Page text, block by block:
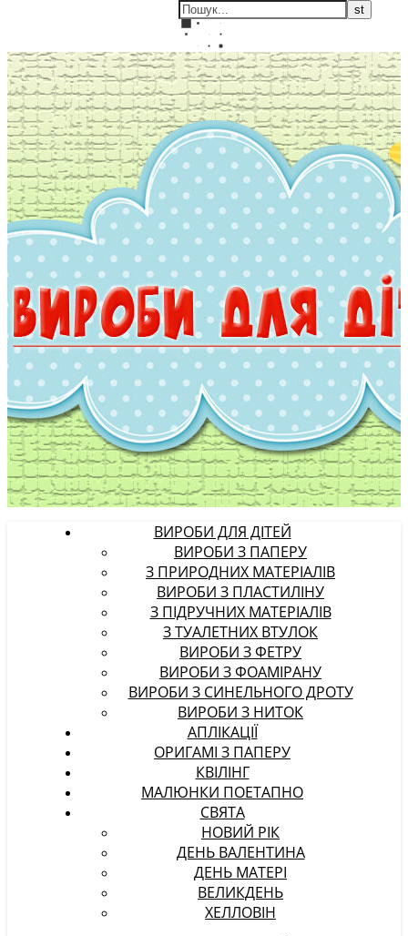
ВИРОБИ ДЛЯ ДІТЕЙ
ВИРОБИ З ПАПЕРУ
З ПРИРОДНИХ МАТЕРІАЛІВ
ВИРОБИ З ПЛАСТИЛІНУ
З ПІДРУЧНИХ МАТЕРІАЛІВ
З ТУАЛЕТНИХ ВТУЛОК
ВИРОБИ З ФЕТРУ
ВИРОБИ З ФОАМІРАНУ
ВИРОБИ З СИНЕЛЬНОГО ДРОТУ
ВИРОБИ З НИТОК
АПЛІКАЦІЇ
ОРИГАМІ З ПАПЕРУ
КВІЛІНГ
МАЛЮНКИ ПОЕТАПНО
СВЯТА
НОВИЙ РІК
ДЕНЬ ВАЛЕНТИНА
ДЕНЬ МАТЕРІ
ВЕЛИКДЕНЬ
ХЕЛЛОВІН